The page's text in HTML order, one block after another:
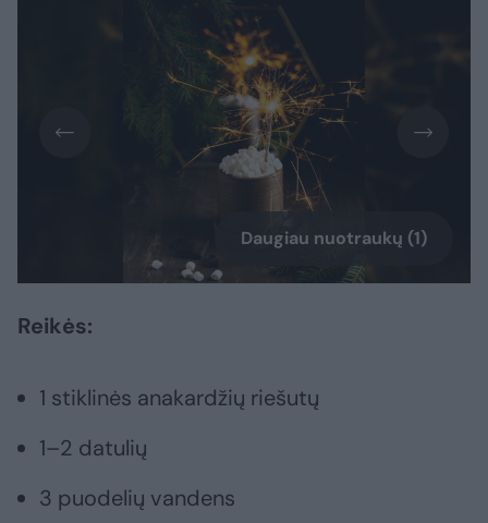
Daugiau nuotraukų (1)
Reikės:
1 stiklinės anakardžių riešutų
1–2 datulių
3 puodelių vandens